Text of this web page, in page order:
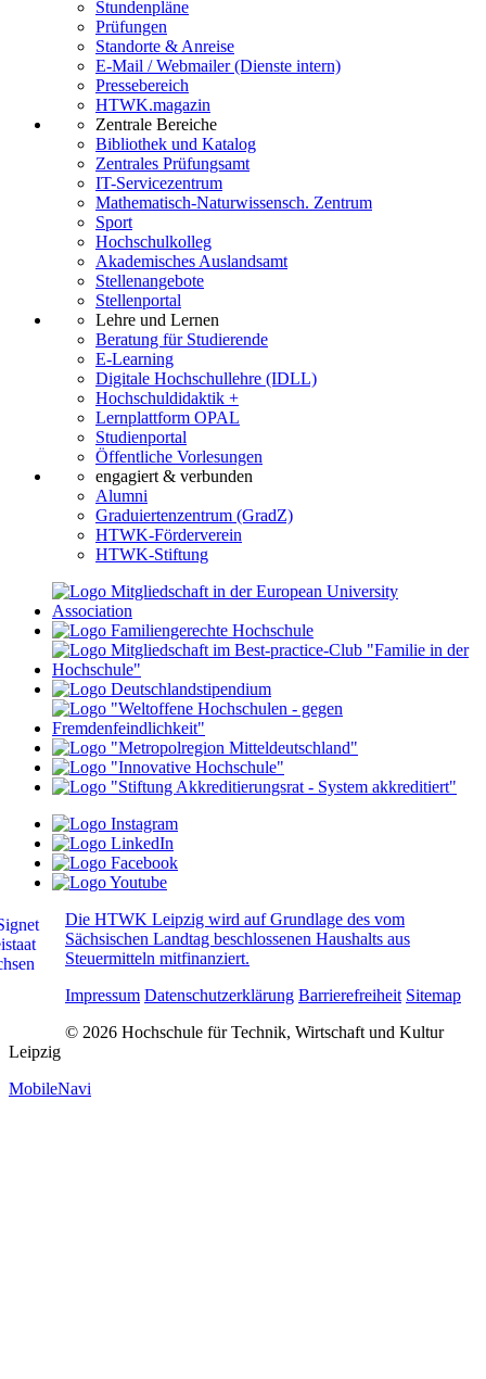
Stundenpläne
Prüfungen
Standorte & Anreise
E-Mail / Webmailer (Dienste intern)
Pressebereich
HTWK.magazin
Zentrale Bereiche
Bibliothek und Katalog
Zentrales Prüfungsamt
IT-Servicezentrum
Mathematisch-Naturwissensch. Zentrum
Sport
Hochschulkolleg
Akademisches Auslandsamt
Stellenangebote
Stellenportal
Lehre und Lernen
Beratung für Studierende
E-Learning
Digitale Hochschullehre (IDLL)
Hochschuldidaktik +
Lernplattform OPAL
Studienportal
Öffentliche Vorlesungen
engagiert & verbunden
Alumni
Graduiertenzentrum (GradZ)
HTWK-Förderverein
HTWK-Stiftung
Die HTWK Leipzig wird auf Grundlage des vom
Sächsischen Landtag beschlossenen Haushalts aus
Steuermitteln mitfinanziert.
Impressum Datenschutzerklärung Barrierefreiheit Sitemap
© 2026 Hochschule für Technik, Wirtschaft und Kultur
Leipzig
MobileNavi